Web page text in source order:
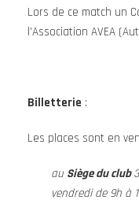
Lors de ce match un
l’Association AVEA
Billetterie :
Les places sont en
au Siège du club
vendredi de 9h à